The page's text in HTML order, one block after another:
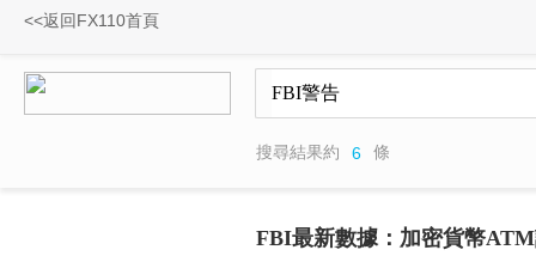
<<返回FX110首頁
搜尋結果約 6 條
FBI最新數據：加密貨幣